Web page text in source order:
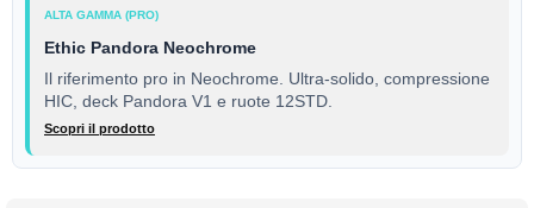
ALTA GAMMA (PRO)
Ethic Pandora Neochrome
Il riferimento pro in Neochrome. Ultra-solido, compressione
HIC, deck Pandora V1 e ruote 12STD.
Scopri il prodotto